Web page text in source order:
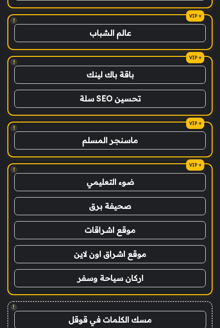
!
عالم الشباب
!
باقة باك لينك
تحسين SEO سلة
!
ماسنجر المسلم
!
ضوء التعليمي
صحيفة برق
موقع اشراقات
موقع اشراق اون لاين
اركان سياحة وسفر
!
مسك الكلمات في قوقل